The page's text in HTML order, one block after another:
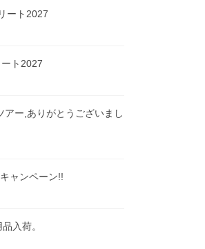
ート2027
ト2027
アー,ありがとうございまし
ャンペーン!!
入荷。